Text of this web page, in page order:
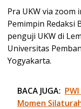
Pra UKW via zoom
Pemimpin Redaksi
penguji UKW di
Universitas
Yogyakarta.
BACA JUGA:
Momen